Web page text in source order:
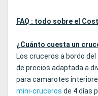
FAQ : todo sobre el
¿Cuánto cuesta un
Los cruceros a bordo
de precios adaptada a
para camarotes
mini-cruceros de 4 días